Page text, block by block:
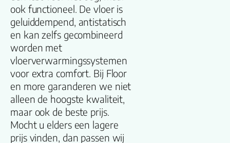
ook functioneel. De vloer is
geluiddempend, antistatisch
en kan zelfs gecombineerd
worden met
vloerverwarmingssystemen
voor extra comfort. Bij Floor
en more garanderen we niet
alleen de hoogste kwaliteit,
maar ook de beste prijs.
Mocht u elders een lagere
prijs vinden, dan passen wij